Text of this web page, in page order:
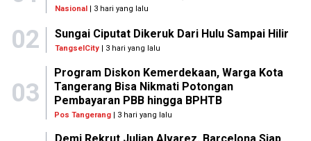
Nasional| 3 hari yang lalu
02 Sungai Ciputat Dikeruk Dari Hulu Sampai Hilir
TangselCity | 3 hari yang lalu
03
Program Diskon Kemerdekaan, Warga Kota
Tangerang Bisa Nikmati Potongan
Pembayaran PBB hingga BPHTB
Pos Tangerang | 3 hari yang lalu